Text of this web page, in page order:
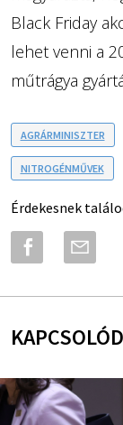
Black Friday
lehet venni a
műtrágya
AGRÁRMINISZTER
NITROGÉNMŰVEK
Érdekesnek